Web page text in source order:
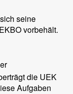
seine
vorbehält.
die UEK
Aufgaben